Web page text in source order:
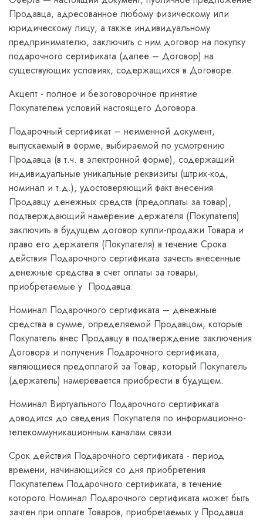
Продавца, адресованное любому физическому или
юридическому лицу, а также индивидуальному
предпринимателю, заключить с ним договор на покупку
подарочного сертификата (далее – Договор) на
существующих условиях, содержащихся в Договоре.
Акцепт - полное и безоговорочное принятие
Покупателем условий настоящего Договора.
Подарочный сертификат – неименной документ,
выпускаемый в форме, выбираемой по усмотрению
Продавца (в т.ч. в электронной форме), содержащий
индивидуальные уникальные реквизиты (штрих-код,
номинал и т.д.), удостоверяющий факт внесения
Продавцу денежных средств (предоплаты за товар),
подтверждающий намерение держателя (Покупателя)
заключить в будущем договор купли-продажи Товара и
право его держателя (Покупателя) в течение Срока
действия Подарочного сертификата зачесть внесенные
денежные средства в счет оплаты за товары,
приобретаемые у Продавца.
Номинал Подарочного сертификата – денежные
средства в сумме, определяемой Продавцом, которые
Покупатель внес Продавцу в подтверждение заключения
Договора и получения Подарочного сертификата,
являющиеся предоплатой за Товар, который Покупатель
(держатель) намеревается приобрести в будущем.
Номинал Виртуального Подарочного сертификата
доводится до сведения Покупателя по информационно-
телекоммуникационным каналам связи.
Срок действия Подарочного сертификата - период
времени, начинающийся со дня приобретения
Покупателем Подарочного сертификата, в течение
которого Номинал Подарочного сертификата может быть
зачтен при оплате Товаров, приобретаемых у Продавца.